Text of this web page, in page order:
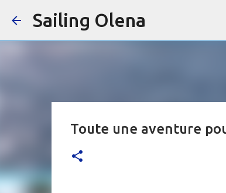
Sailing Olena
Toute une aventure